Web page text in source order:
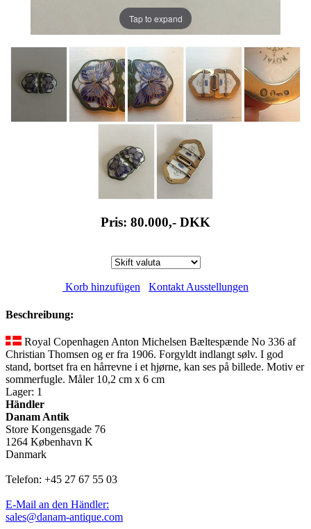
Tap to expand
Pris: 80.000,- DKK
Korb hinzufügen Kontakt Ausstellungen
Beschreibung:
Royal Copenhagen Anton Michelsen Bæltespænde No 336 af
Christian Thomsen og er fra 1906. Forgyldt indlangt sølv. I god
stand, bortset fra en hårrevne i et hjørne, kan ses på billede. Motiv er
sommerfugle. Måler 10,2 cm x 6 cm
Lager: 1
Händler
Danam Antik
Store Kongensgade 76
1264 København K
Danmark
Telefon: +45 27 67 55 03
E-Mail an den Händler:
sales@danam-antique.com